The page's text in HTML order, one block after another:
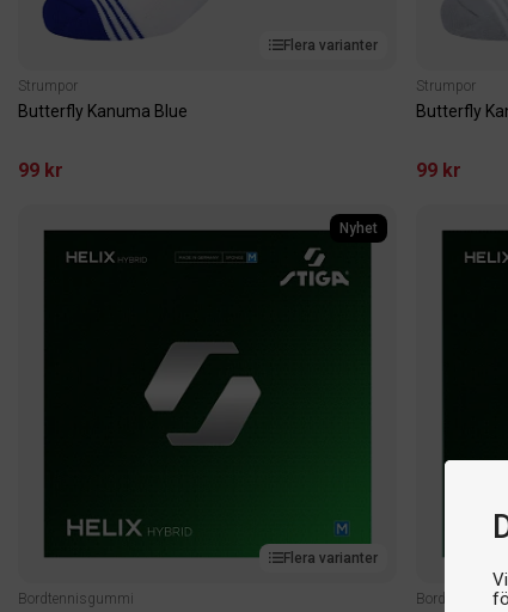
Flera varianter
Strumpor
Butterfly Kanuma Blue
99 kr
Strumpor
Butterfly
99 kr
Nyhet
Flera varianter
Bordtennisgummi